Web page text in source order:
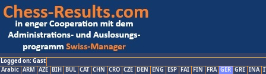
Logged on: Gast
Arabic ARM AZE BIH BUL CAT CHN CRO CZE DEN ENG ESP FAI FIN FRA GER GRE INA